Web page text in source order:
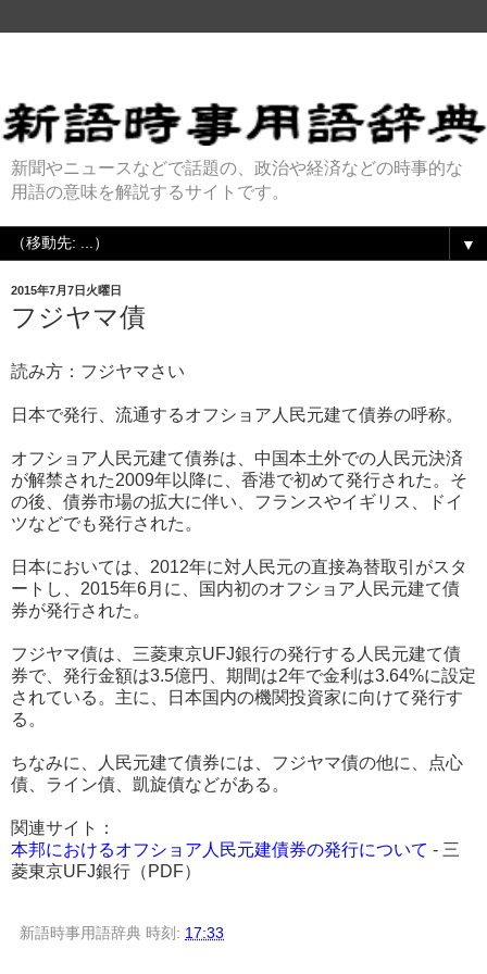
新聞やニュースなどで話題の、政治や経済などの時事的な
用語の意味を解説するサイトです。
▼
2015年7月7日火曜日
フジヤマ債
読み方：フジヤマさい
日本で発行、流通するオフショア人民元建て債券の呼称。
オフショア人民元建て債券は、中国本土外での人民元決済
が解禁された2009年以降に、香港で初めて発行された。そ
の後、債券市場の拡大に伴い、フランスやイギリス、ドイ
ツなどでも発行された。
日本においては、2012年に対人民元の直接為替取引がスタ
ートし、2015年6月に、国内初のオフショア人民元建て債
券が発行された。
フジヤマ債は、三菱東京UFJ銀行の発行する人民元建て債
券で、発行金額は3.5億円、期間は2年で金利は3.64%に設定
されている。主に、日本国内の機関投資家に向けて発行す
る。
ちなみに、人民元建て債券には、フジヤマ債の他に、点心
債、ライン債、凱旋債などがある。
関連サイト：
本邦におけるオフショア人民元建債券の発行について - 三
菱東京UFJ銀行（PDF）
新語時事用語辞典 時刻: 17:33